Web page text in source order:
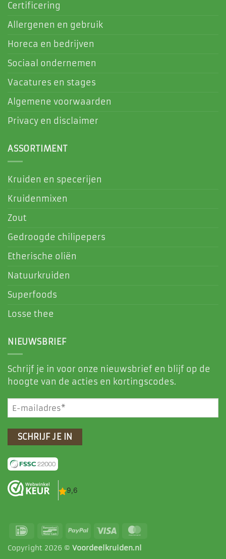
Certificering
Allergenen en gebruik
Horeca en bedrijven
Sociaal ondernemen
Vacatures en stages
Algemene voorwaarden
Privacy en disclaimer
ASSORTIMENT
Kruiden en specerijen
Kruidenmixen
Zout
Gedroogde chilipepers
Etherische oliën
Natuurkruiden
Superfoods
Losse thee
NIEUWSBRIEF
Schrijf je in voor onze nieuwsbrief en blijf op de
hoogte van de acties en kortingscodes.
E-
mailadres
(Vereist)
IDeal BancontactPayPal Visa
Copyright 2026 © Voordeelkruiden.nl